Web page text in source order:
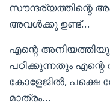
സൗന്ദര്യത്തിന്റെ
അവൾക്കു ഉണ്ട്…
എന്റെ
പഠിക്കുന്നതും
കോളേജിൽ, പക്ഷെ
മാത്രം…